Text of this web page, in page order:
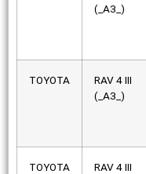
(_A3_)
TOYOTA
RAV 4 III
(_A3_)
TOYOTA
RAV 4 III